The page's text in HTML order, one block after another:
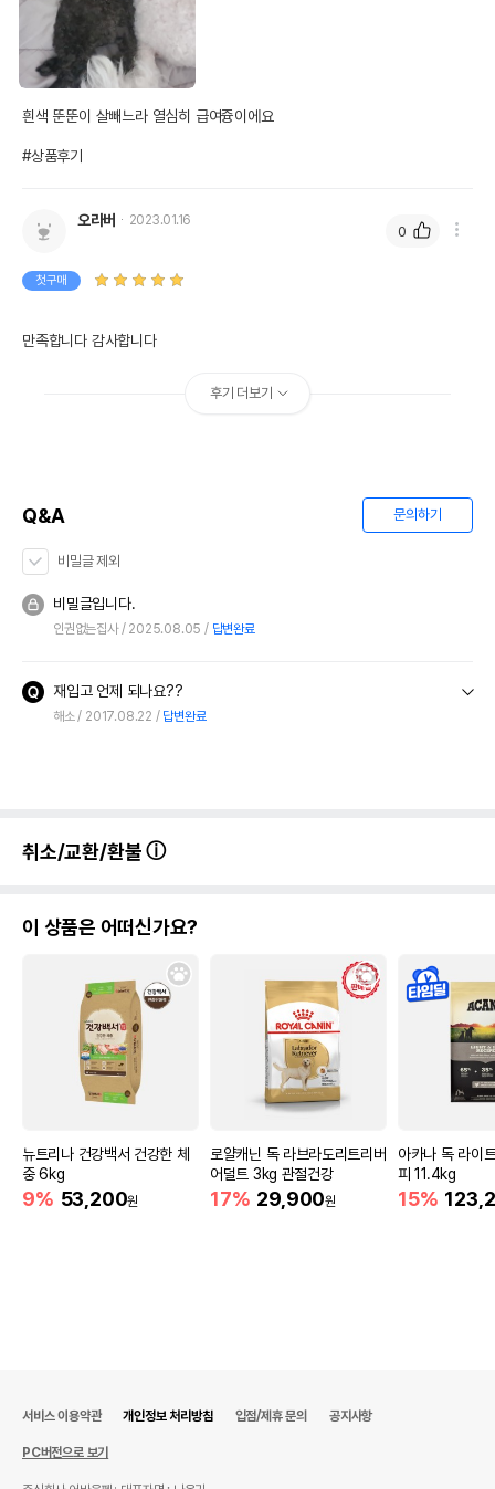
흰색 뚠뚠이 살빼느라 열심히 급여즁이에요
#상품후기
오라버 2023.01.16
첫구매
만족합니다 감사합니다
0
후기 더보기
Q&A 문의하기
비밀글 제외
비밀글입니다.
인권없는집사 2025.08.05 답변완료
재입고 언제 되나요??
해소 2017.08.22 답변완료
취소/교환/환불
이 상품은 어떠신가요?
뉴트리나 건강백서 건강한 체
중 6kg
9% 53,200원
로얄캐닌 독 라브라도리트리버
어덜트 3kg 관절건강
17% 29,900원
아카나 독 라이
피 11.4kg
15%
서비스 이용약관 개인정보 처리방침 입점/제휴 문의 공지사항
PC버전으로 보기